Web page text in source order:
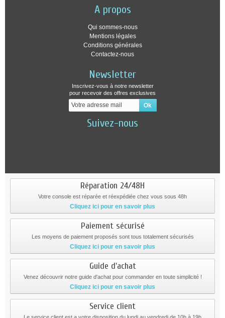
A propos
Qui sommes-nous
Mentions légales
Conditions générales
Contactez-nous
Newsletter
Inscrivez-vous à notre newsletter
pour recevoir des offres exclusives
Suivez-nous
Réparation 24/48H
Votre console est réparée et réexpédiée chez vous sous 48h
Cliquez ici pour en savoir plus
Paiement sécurisé
Les moyens de paiement proposés sont tous totalement sécurisés
Cliquez ici pour en savoir plus
Guide d'achat
Venez découvrir notre guide d'achat pour commander en toute simplicité !
Cliquez ici pour en savoir plus
Service client